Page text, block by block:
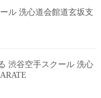
ル 洗心道会館道玄坂支
渋谷空手スクール 洗心